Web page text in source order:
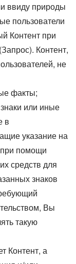
ввиду природы
пользователи
Контент при
Контент,
не
факты;
или иные
в
указание на
при помощи
средств для
знаков
Вы
такую
Контент, а